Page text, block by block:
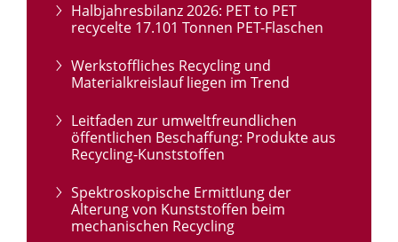
Halbjahresbilanz 2026: PET to PET
recycelte 17.101 Tonnen PET-Flaschen
Werkstoffliches Recycling und
Materialkreislauf liegen im Trend
Leitfaden zur umweltfreundlichen
öffentlichen Beschaffung: Produkte aus
Recycling-Kunststoffen
Spektroskopische Ermittlung der
Alterung von Kunststoffen beim
mechanischen Recycling